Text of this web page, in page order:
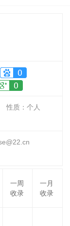
性质： 个人
一周
收录
一月
收录